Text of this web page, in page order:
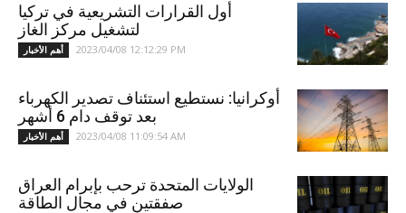
أول القرارات التشريعية في تركيا
لتشغيل مركز الغاز
أهم الأخبار 2023/04/08 12:12:29 PM
أوكرانيا: نستطيع استئناف تصدير الكهرباء
بعد توقف دام 6 أشهر
أهم الأخبار 2023/04/08 11:09:54 AM
الولايات المتحدة ترحب بإبرام العراق
صفقتين في مجال الطاقة